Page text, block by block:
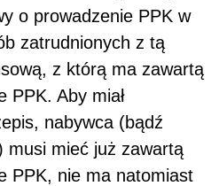
o prowadzenie PPK w
zatrudnionych z tą
z którą ma zawartą
PPK. Aby miał
nabywca (bądź
musi mieć już zawartą
PPK, nie ma natomiast